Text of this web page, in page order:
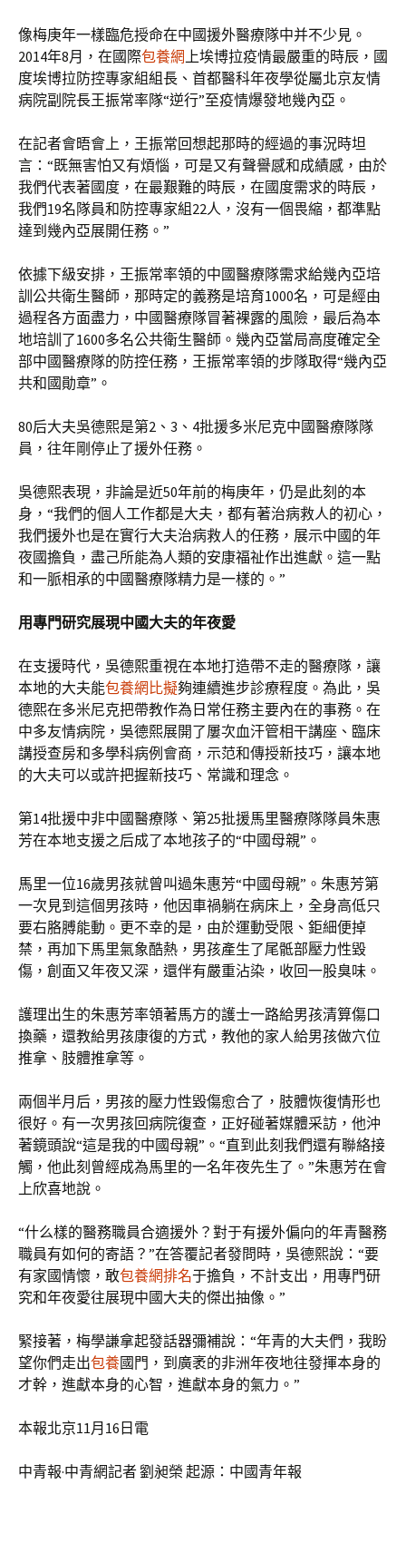
像梅庚年一樣臨危授命在中國援外醫療隊中并不少見。
2014年8月，在國際包養網上埃博拉疫情最嚴重的時辰，國
度埃博拉防控專家組組長、首都醫科年夜學從屬北京友情
病院副院長王振常率隊“逆行”至疫情爆發地幾內亞。
在記者會晤會上，王振常回想起那時的經過的事況時坦
言：“既無害怕又有煩惱，可是又有聲譽感和成績感，由於
我們代表著國度，在最艱難的時辰，在國度需求的時辰，
我們19名隊員和防控專家組22人，沒有一個畏縮，都準點
達到幾內亞展開任務。”
依據下級安排，王振常率領的中國醫療隊需求給幾內亞培
訓公共衛生醫師，那時定的義務是培育1000名，可是經由
過程各方面盡力，中國醫療隊冒著裸露的風險，最后為本
地培訓了1600多名公共衛生醫師。幾內亞當局高度確定全
部中國醫療隊的防控任務，王振常率領的步隊取得“幾內亞
共和國勛章”。
80后大夫吳德熙是第2、3、4批援多米尼克中國醫療隊隊
員，往年剛停止了援外任務。
吳德熙表現，非論是近50年前的梅庚年，仍是此刻的本
身，“我們的個人工作都是大夫，都有著治病救人的初心，
我們援外也是在實行大夫治病救人的任務，展示中國的年
夜國擔負，盡己所能為人類的安康福祉作出進獻。這一點
和一脈相承的中國醫療隊精力是一樣的。”
用專門研究展現中國大夫的年夜愛
在支援時代，吳德熙重視在本地打造帶不走的醫療隊，讓
本地的大夫能包養網比擬夠連續進步診療程度。為此，吳
德熙在多米尼克把帶教作為日常任務主要內在的事務。在
中多友情病院，吳德熙展開了屢次血汗管相干講座、臨床
講授查房和多學科病例會商，示范和傳授新技巧，讓本地
的大夫可以或許把握新技巧、常識和理念。
第14批援中非中國醫療隊、第25批援馬里醫療隊隊員朱惠
芳在本地支援之后成了本地孩子的“中國母親”。
馬里一位16歲男孩就曾叫過朱惠芳“中國母親”。朱惠芳第
一次見到這個男孩時，他因車禍躺在病床上，全身高低只
要右胳膊能動。更不幸的是，由於運動受限、鉅細便掉
禁，再加下馬里氣象酷熱，男孩產生了尾骶部壓力性毀
傷，創面又年夜又深，還伴有嚴重沾染，收回一股臭味。
護理出生的朱惠芳率領著馬方的護士一路給男孩清算傷口
換藥，還教給男孩康復的方式，教他的家人給男孩做穴位
推拿、肢體推拿等。
兩個半月后，男孩的壓力性毀傷愈合了，肢體恢復情形也
很好。有一次男孩回病院復查，正好碰著媒體采訪，他沖
著鏡頭說“這是我的中國母親”。“直到此刻我們還有聯絡接
觸，他此刻曾經成為馬里的一名年夜先生了。”朱惠芳在會
上欣喜地說。
“什么樣的醫務職員合適援外？對于有援外偏向的年青醫務
職員有如何的寄語？”在答覆記者發問時，吳德熙說：“要
有家國情懷，敢包養網排名于擔負，不計支出，用專門研
究和年夜愛往展現中國大夫的傑出抽像。”
緊接著，梅學謙拿起發話器彌補說：“年青的大夫們，我盼
望你們走出包養國門，到廣袤的非洲年夜地往發揮本身的
才幹，進獻本身的心智，進獻本身的氣力。”
本報北京11月16日電
中青報·中青網記者 劉昶榮 起源：中國青年報